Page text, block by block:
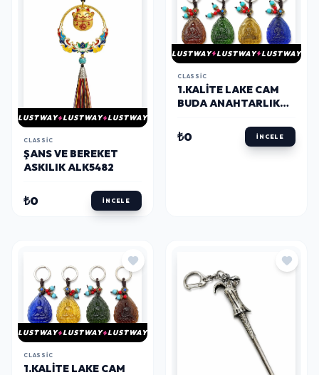
LUSTWAY LUSTWAY LUSTWAY
CLASSIC
ŞANS VE BEREKET
ASKILIK ALK5482
₺0 İNCELE
LUSTWAY LUSTWAY LUSTWAY
CLASSIC
1.KALITE LAKE CAM
BUDA ANAHTARLIK
₺0 İNCELE
LUSTWAY LUSTWAY LUSTWAY
CLASSIC
1.KALITE LAKE CAM